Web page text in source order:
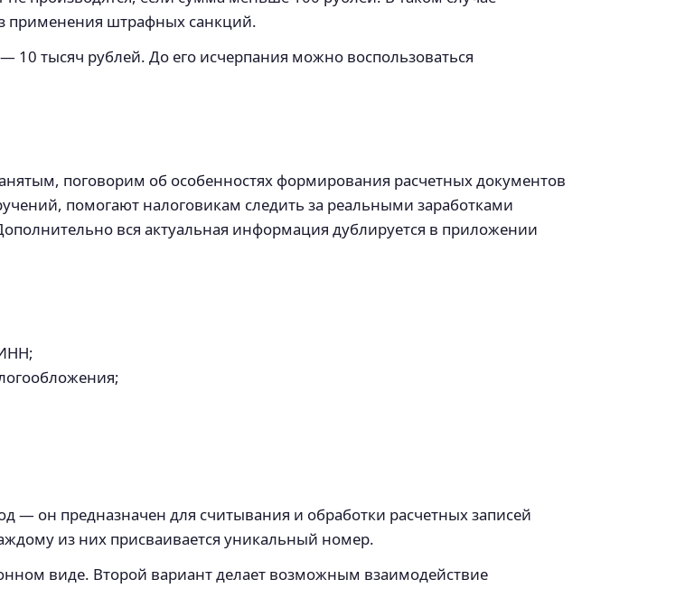
применения штрафных санкций.
10 тысяч рублей. До его исчерпания можно воспользоваться
поговорим об особенностях формирования расчетных документов
помогают налоговикам следить за реальными заработками
вся актуальная информация дублируется в приложении
— он предназначен для считывания и обработки расчетных записей
из них присваивается уникальный номер.
виде. Второй вариант делает возможным взаимодействие